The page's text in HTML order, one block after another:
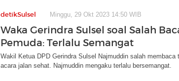
detikSulsel Minggu, 29 Okt 2023 14:50 WIB
Waka Gerindra Sulsel soal Salah
Pemuda: Terlalu Semangat
Wakil Ketua DPD Gerindra Sulsel Najmuddin salah
acara jalan sehat. Najmuddin mengaku terlalu bersemangat.